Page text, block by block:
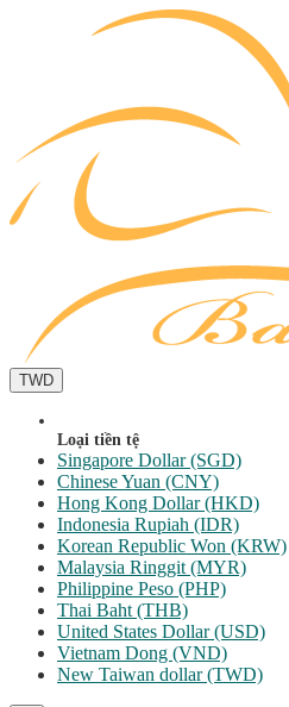
TWD
Loại tiền tệ
Singapore Dollar (SGD)
Chinese Yuan (CNY)
Hong Kong Dollar (HKD)
Indonesia Rupiah (IDR)
Korean Republic Won (KRW)
Malaysia Ringgit (MYR)
Philippine Peso (PHP)
Thai Baht (THB)
United States Dollar (USD)
Vietnam Dong (VND)
New Taiwan dollar (TWD)